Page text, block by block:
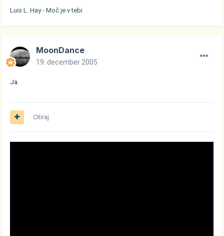
Luis L. Hay - Moč je v tebi
MoonDance
19. december 2005
Ja.
Citiraj